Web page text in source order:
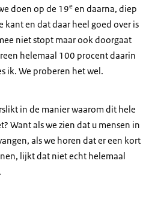
doen op de 19e en daarna, diep
kant en dat daar heel goed over is
niet stopt maar ook doorgaat
helemaal 100 procent daarin
ik. We proberen het wel.
in de manier waarom dit hele
Want als we zien dat u mensen in
als we horen dat er een kort
lijkt dat niet echt helemaal